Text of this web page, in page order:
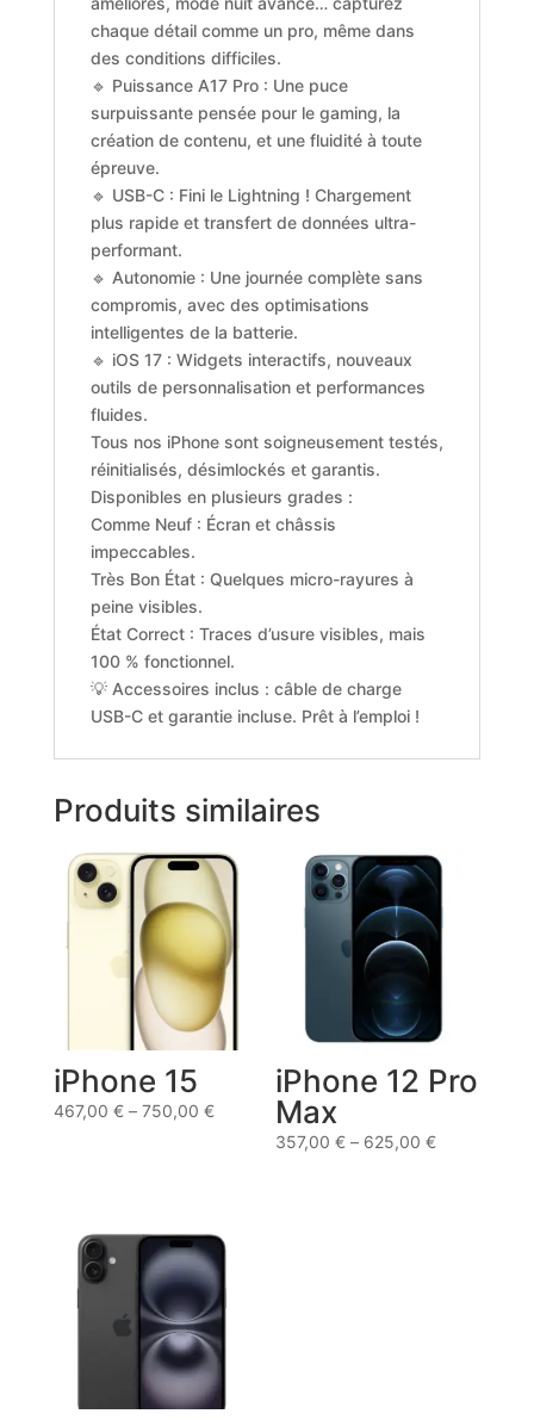
chaque détail comme un pro, même dans
des conditions difficiles.
🔹 Puissance A17 Pro : Une puce
surpuissante pensée pour le gaming, la
création de contenu, et une fluidité à toute
épreuve.
🔹 USB-C : Fini le Lightning ! Chargement
plus rapide et transfert de données ultra-
performant.
🔹 Autonomie : Une journée complète sans
compromis, avec des optimisations
intelligentes de la batterie.
🔹 iOS 17 : Widgets interactifs, nouveaux
outils de personnalisation et performances
fluides.
Tous nos iPhone sont soigneusement testés,
réinitialisés, désimlockés et garantis.
Disponibles en plusieurs grades :
Comme Neuf : Écran et châssis
impeccables.
Très Bon État : Quelques micro-rayures à
peine visibles.
État Correct : Traces d’usure visibles, mais
100 % fonctionnel.
💡 Accessoires inclus : câble de charge
USB-C et garantie incluse. Prêt à l’emploi !
Produits similaires
iPhone 15
467,00 €– 750,00 €
iPhone 12 Pro
Max
357,00€ – 625,00€